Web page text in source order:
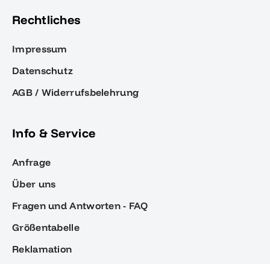
Rechtliches
Impressum
Datenschutz
AGB / Widerrufsbelehrung
Info & Service
Anfrage
Über uns
Fragen und Antworten - FAQ
Größentabelle
Reklamation